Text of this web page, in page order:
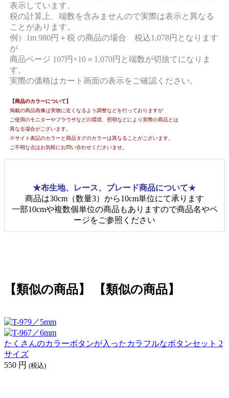
表示しています。
税の計算上、端数を含みませんので実際は表示と異なる
ことがあります。
例）1m 980円＋税 の商品の場合 税込1,078円となります
が
商品ページ 107円×10＝1,070円と端数が切捨てになりま
す。
実際の価格はカート画面の表示をご確認ください。
【商品のカラーについて】
掲載の商品画像は実物に近くなるよう調整などを行っておりますが
ご使用のモニターやブラウザなどの環境、照明などにより実際の商品とは
異なる場合がございます。
※サイト表記のカラーと商品タグのカラーは異なることがございます。
ご不明な点はお気軽にお問い合わせくださいませ。
★布生地、レース、ブレード商品について★
商品は30cm（数量3）から10cm単位にて承ります
一部10cmや複数個単位の商品もありますので商品名やペ
ージをご参照ください
【類似の商品】 【類似の商品】
たくさんのカラーボタンが入ったカラフルなボタンセット 2
サイズ
550 円 (税込)